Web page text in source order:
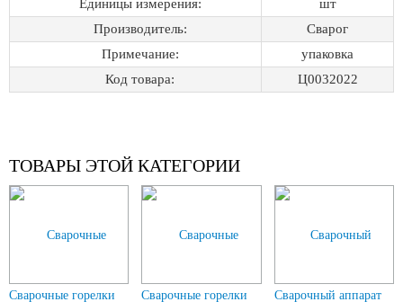
Единицы измерения:
шт
Производитель:
Сварог
Примечание:
упаковка
Код товара:
Ц0032022
ТОВАРЫ ЭТОЙ КАТЕГОРИИ
Сварочные горелки
Сварочные горелки
Сварочный аппарат